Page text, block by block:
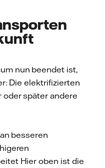
nun beendet ist,
Die elektrifizierten
später andere
besseren
Hier oben ist die